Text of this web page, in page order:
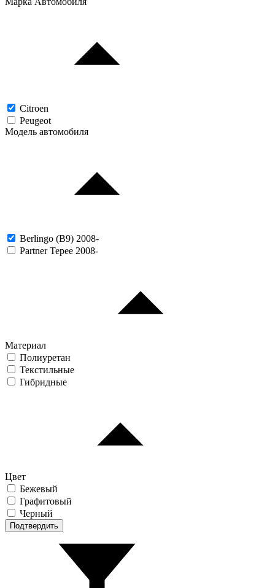
Citroen
Peugeot
Модель автомобиля
Berlingo (B9) 2008-
Partner Tepee 2008-
Материал
Полиуретан
Текстильные
Гибридные
Цвет
Бежевый
Графитовый
Черный
Подтвердить